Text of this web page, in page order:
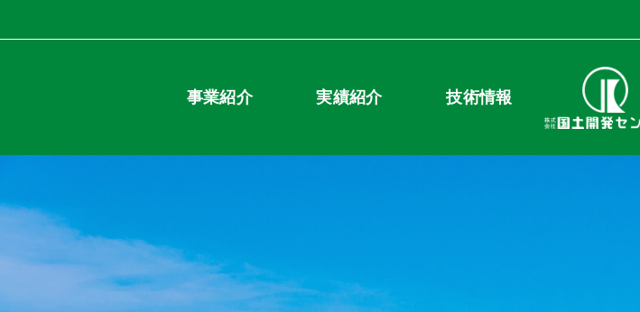
事業紹介 実績紹介 技術情報